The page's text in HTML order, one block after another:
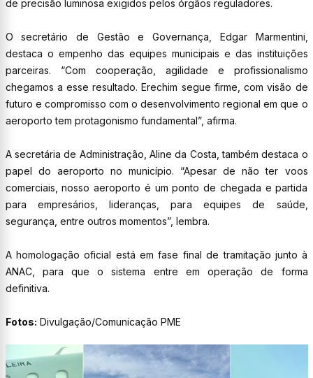
de precisão luminosa exigidos pelos órgãos reguladores.
O secretário de Gestão e Governança, Edgar Marmentini,
destaca o empenho das equipes municipais e das instituições
parceiras. “Com cooperação, agilidade e profissionalismo
chegamos a esse resultado. Erechim segue firme, com visão de
futuro e compromisso com o desenvolvimento regional em que o
aeroporto tem protagonismo fundamental”, afirma.
A secretária de Administração, Aline da Costa, também destaca o
papel do aeroporto no município. “Apesar de não ter voos
comerciais, nosso aeroporto é um ponto de chegada e partida
para empresários, lideranças, para equipes de saúde,
segurança, entre outros momentos”, lembra.
A homologação oficial está em fase final de tramitação junto à
ANAC, para que o sistema entre em operação de forma
definitiva.
Fotos: Divulgação/Comunicação PME